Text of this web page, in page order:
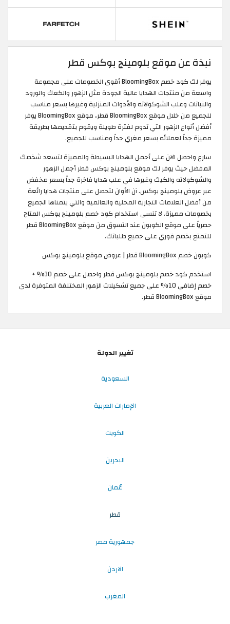
نبذة عن موقع بلومينج بوكس قطر
يوفر لك كود خصم BloomingBox أقوى الخصومات على مجموعة
واسعة من منتجات الهدايا عالية الجودة مثل الزهور والكعك والورود
والنباتات وعلب الشوكولاته والأدوات المنزلية وغيرها بسعر مناسب
للجميع من خلال موقع BloomingBox قطر، موقع BloomingBox يوفر
أفضل أنواع الزهور التي تدوم لفترة طويلة ويقوم بتقديمها بطريقة
مميزة جداً لعملائه بسعر مغري جداً ومناسب للجميع.
سارع واحصل الان على أجمل الهدايا البسيطة والمميزة لتسعد شخصك
المفضل حيث يوفر لك موقع بلومينج بوكس قطر أجمل الزهور
والشوكولاته والكيك وغيرها في علب هدايا فاخرة جداً بسعر مخفض
عبر عروض بلومينج بوكس. آن الأوان لتحصل على منتجات هدايا رائعة
من أفضل العلامات التجارية المحلية والعالمية والتي يتمناها الجميع
بخصومات مميزة. لا تنسى استخدام كود خصم بلومينج بوكس المتاح
حصرياً على موقع الكوبون عند التسوق من موقع BloomingBox قطر
للتمتع بخصم فوري على جميع طلباتك. ​
كوبون خصم BloomingBox قطر | عروض موقع بلومينج بوكس
استخدم كود خصم بلومينج بوكس قطر واحصل على خصم 30% +
خصم إضافي 10% على جميع تشكيلات الزهور المختلفة المتوفرة لدى
موقع BloomingBox قطر.
تغيير الدولة
السعودية
الإمارات العربية
الكويت
البحرين
عُمان
قطر
جمهورية مصر
الاردن
المغرب